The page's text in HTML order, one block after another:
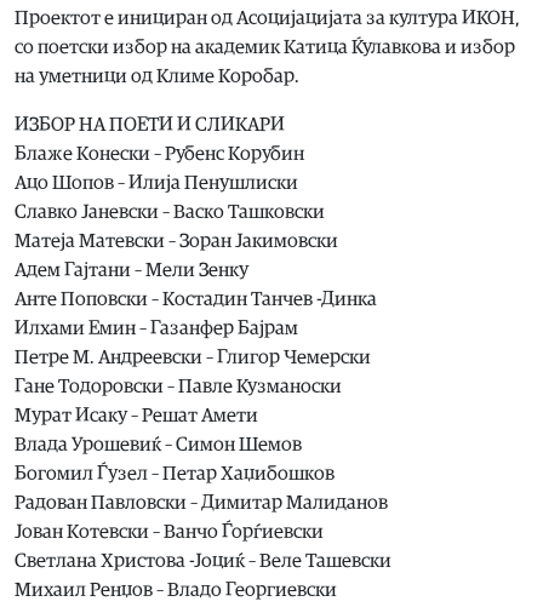
Проектот е инициран од Асоцијацијата за култура ИКОН,
со поетски избор на академик Катица Ќулавкова и избор
на уметници од Климе Коробар.
ИЗБОР НА ПОЕТИ И СЛИКАРИ
Блаже Конески – Рубенс Корубин
Ацо Шопов – Илија Пенушлиски
Славко Јаневски – Васко Ташковски
Матеја Матевски – Зоран Јакимовски
Адем Гајтани – Мели Зенку
Анте Поповски – Костадин Танчев -Динка
Илхами Емин – Газанфер Бајрам
Петре М. Андреевски – Глигор Чемерски
Гане Тодоровски – Павле Кузманоски
Мурат Исаку – Решат Амети
Влада Урошевиќ – Симон Шемов
Богомил Ѓузел – Петар Хаџибошков
Радован Павловски – Димитар Малиданов
Јован Котевски – Ванчо Ѓорѓиевски
Светлана Христова -Јоциќ – Веле Ташевски
Михаил Ренџов – Владо Георгиевски